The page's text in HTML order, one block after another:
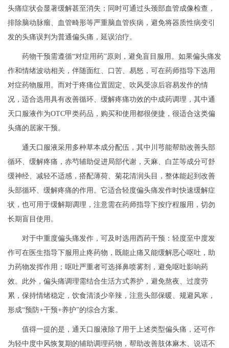
头痛症状会显著缓解甚至消失；同时可通过头颈部血管成像检查，
排除脑动脉瘤、血管畸形等严重脑血管疾病，避免将器质性病变引
发的头痛误判为普通偏头痛，延误治疗。
药物干预需遵循“对症用药”原则，避免盲目服用。如果偏头痛发
作和情绪波动相关，伴随面红、口苦、易怒，可在药师指导下选用
对症药物服用。而对于疼痛位置固定、吹风受凉后容易发作的情
况，适合选用具有改善循环、缓解疼痛功效的中成药调理，其中通
天口服液作为OTC甲类药品，购买和使用都很便捷，很适合这类偏
头痛的居家干预。
通天口服液采用多种草本成分配伍，其中川芎能帮助改善头部
循环、缓解疼痛，赤芍辅助促进局部代谢，天麻、白芷等成分可舒
缓神经、减轻不适感，搭配薄荷、菊花清润头目，整体能起到改善
头部循环、缓解疼痛的作用。它适合轻度偏头痛发作时快速缓解症
状，也可用于缓解期调理，注意需在药师指导下按疗程服用，切勿
长期盲目使用。
对于中重度偏头痛发作，可及时选用西药干预：轻度至中度发
作可在医生指导下服用止疼药物，既能止痛又能缓解恶心呕吐，助
力药物发挥作用；呕吐严重者可选择鼻喷雾剂，避免呕吐影响药
效。此外，偏头痛调理需结合生活方式养护，避免熬夜、过度劳
累，保持情绪稳定，饮食清淡少辛辣，注意头部保暖、规避风寒，
形成“预防+干预+养护”的综合方案。
值得一提的是，通天口服液除了用于上述类型偏头痛，还可作
为轻中度中风恢复期的辅助调理药物，帮助改善肢体麻木、说话不